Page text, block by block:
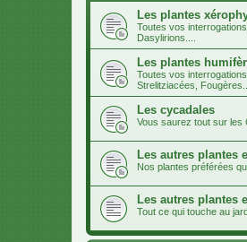
Les plantes
Toutes vos
Dasylirions....
Les plantes
Toutes vos
Strelitziacées, Fougères...
Les cycadales
Vous saurez tout sur les
Les autres plantes
Nos plantes préférées
Les autres plantes
Tout ce qui touche au